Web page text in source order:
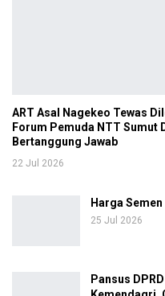
ART Asal Nagekeo Tewas
Forum Pemuda NTT Sumut
Bertanggung Jawab
22 Jul 2026
Harga
25 Jul 2026
Pansus